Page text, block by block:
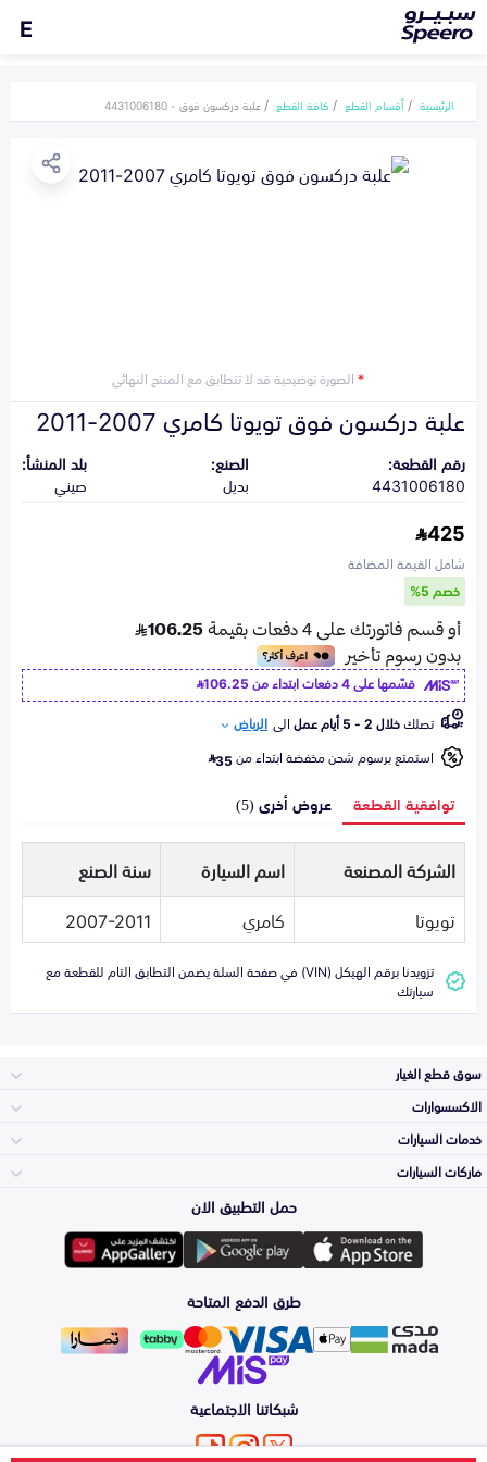
E
الرئيسية أقسام القطع كافة القطع علبة دركسون فوق - 4431006180
*الصورة توضيحية قد لا تتطابق مع المنتج النهائي
علبة دركسون فوق تويوتا كامري 2007-2011
رقم القطعة:
4431006180
الصنع:
بديل
بلد المنشأ:
صيني
425
شامل القيمة المضافة
خصم 5%
قسّمها على 4 دفعات ابتداء من
106.25
تصلكخلال 2 - 5 أيام عمل الى الرياض
استمتع برسوم شحن مخفضة ابتداء من35
توافقية القطعة عروض أخرى (5)
الشركة المصنعة اسم السيارة
سنة الصنع
تويوتا
كامري 2007-2011
تزويدنا برقم الهيكل (VIN) في صفحة السلة يضمن التطابق التام للقطعة مع
سيارتك
سوق قطع الغيار
المكائن، القيرات
وملحقاتها
الشمعات
والاصطبات (الاضاءة)
الفرامل والأقمشة
الاكسسوارات
لوازم الرحلات
اكسسوارات العناية
الزيوت و السوائل
خدمات السيارات
الأكثر مبيعاً
التلميع والعناية
ماركات السيارات
Toyota
Hyundai
Kia
حمل التطبيق الان
طرق الدفع المتاحة
شبكاتنا الاجتماعية